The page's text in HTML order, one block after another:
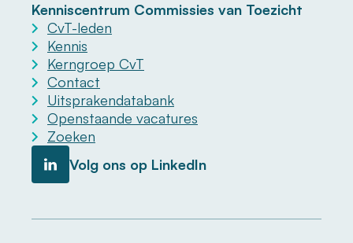
Kenniscentrum Commissies van Toezicht
CvT-leden
Kennis
Kerngroep CvT
Contact
Uitsprakendatabank
Openstaande vacatures
Zoeken
Volg ons op LinkedIn